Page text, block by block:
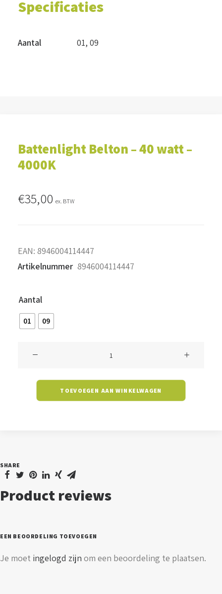
Specificaties
Aantal 01, 09
Battenlight Belton – 40 watt –
4000K
€35,00 ex. BTW
EAN: 8946004114447
Artikelnummer 8946004114447
Aantal
01 09
TOEVOEGEN AAN WINKELWAGEN
SHARE
Product reviews
EEN BEOORDELING TOEVOEGEN
Je moet ingelogd zijn om een beoordeling te plaatsen.